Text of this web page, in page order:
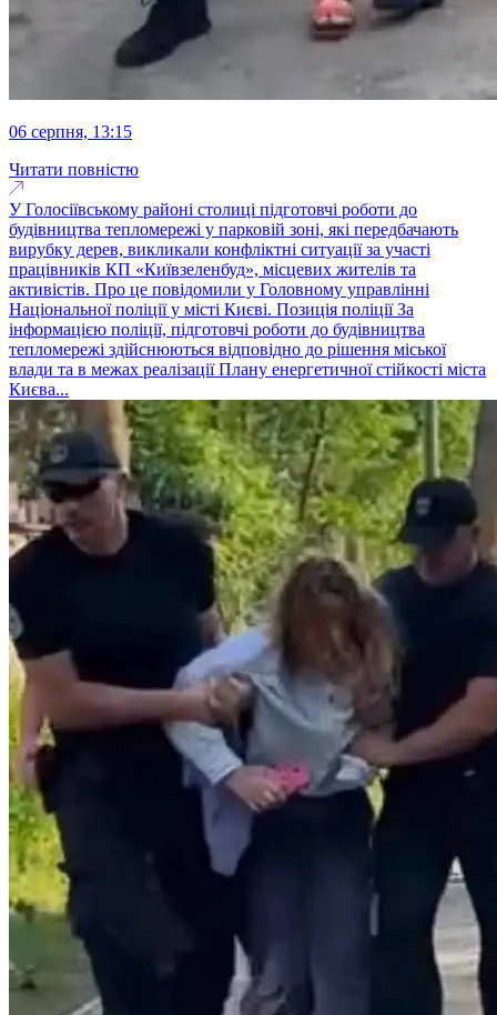
06 серпня, 13:15
Читати повністю
У Голосіївському районі столиці підготовчі роботи до
будівництва тепломережі у парковій зоні, які передбачають
вирубку дерев, викликали конфліктні ситуації за участі
працівників КП «Київзеленбуд», місцевих жителів та
активістів. Про це повідомили у Головному управлінні
Національної поліції у місті Києві. Позиція поліції За
інформацією поліції, підготовчі роботи до будівництва
тепломережі здійснюються відповідно до рішення міської
влади та в межах реалізації Плану енергетичної стійкості міста
Києва...